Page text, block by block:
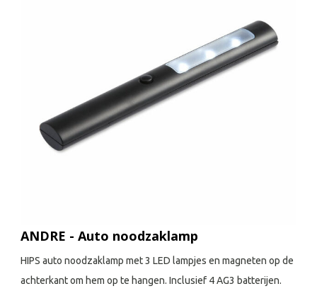
ANDRE - Auto noodzaklamp
HIPS auto noodzaklamp met 3 LED lampjes en magneten op de
achterkant om hem op te hangen. Inclusief 4 AG3 batterijen.